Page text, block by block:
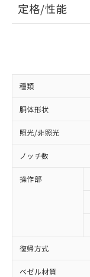
定格/性能
種類
胴体形状
照光/非照光
ノッチ数
操作部
復帰方式
ベゼル材質